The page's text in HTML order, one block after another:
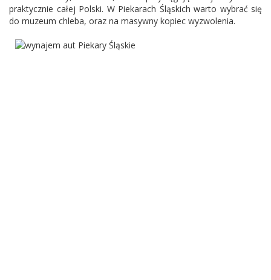
praktycznie całej Polski. W Piekarach Śląskich warto wybrać się
do muzeum chleba, oraz na masywny kopiec wyzwolenia.